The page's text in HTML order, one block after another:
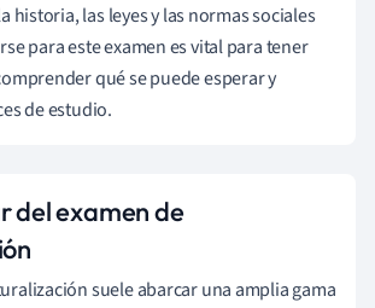
historia, las leyes y las normas sociales
para este examen es vital para tener
qué se puede esperar y
de estudio.
del examen de
suele abarcar una amplia gama